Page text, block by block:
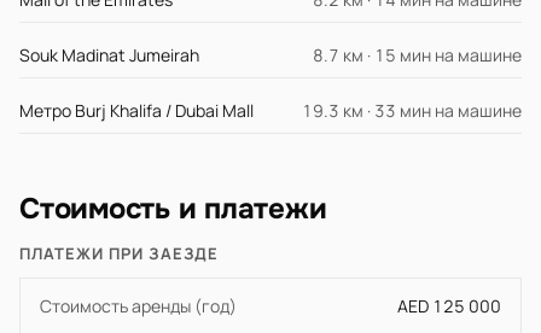
Souk Madinat Jumeirah 8.7 км · 15 мин на машине
Метро Burj Khalifa / Dubai Mall 19.3 км · 33 мин на машине
Стоимость и платежи
ПЛАТЕЖИ ПРИ ЗАЕЗДЕ
Стоимость аренды (год) AED 125 000